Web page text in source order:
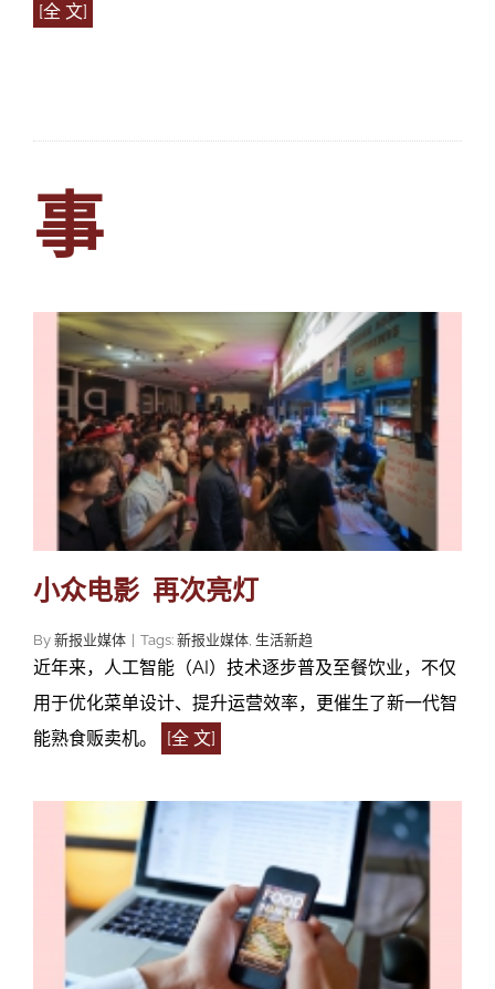
[全 文]
事
小众电影 再次亮灯
By 新报业媒体 Tags: 新报业媒体, 生活新趋
近年来，人工智能（AI）技术逐步普及至餐饮业，不仅
用于优化菜单设计、提升运营效率，更催生了新一代智
能熟食贩卖机。
[全 文]